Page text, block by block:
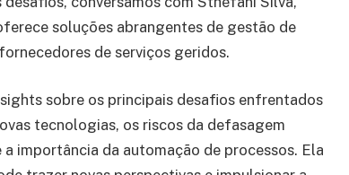
soluções abrangentes de gestão de
de serviços geridos.
sobre os principais desafios enfrentados
tecnologias, os riscos da defasagem
importância da automação de processos. Ela